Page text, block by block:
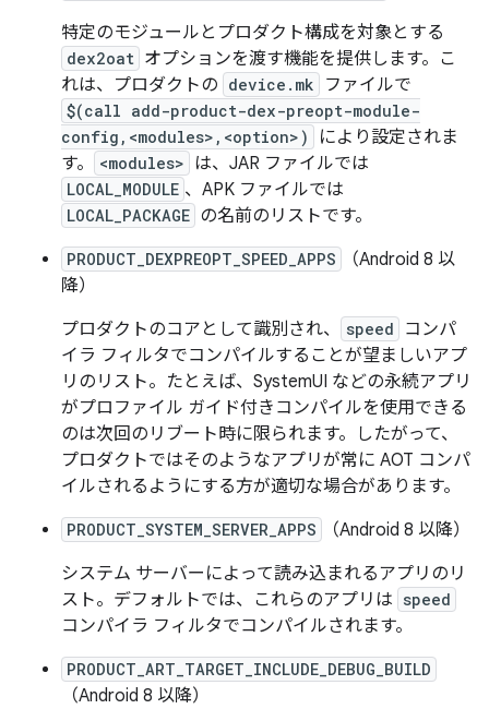
特定のモジュールとプロダクト構成を対象とする
dex2oat オプションを渡す機能を提供します。こ
れは、プロダクトの device.mk ファイルで
$(call add-product-dex-preopt-module-
config,<modules>,<option>)
により設定されま
す。
<modules> は、JAR ファイルでは
LOCAL_MODULE 、APK ファイルでは
LOCAL_PACKAGE の名前のリストです。
PRODUCT_DEXPREOPT_SPEED_APPS
（Android 8 以
降）
プロダクトのコアとして識別され、
speed
コンパ
イラ フィルタでコンパイルすることが望ましいアプ
リのリスト。たとえば、SystemUI などの永続アプリ
がプロファイル ガイド付きコンパイルを使用できる
のは次回のリブート時に限られます。したがって、
プロダクトではそのようなアプリが常に AOT コンパ
イルされるようにする方が適切な場合があります。
PRODUCT_SYSTEM_SERVER_APPS
（Android 8 以降）
システム サーバーによって読み込まれるアプリのリ
スト。デフォルトでは、これらのアプリは speed
コンパイラ フィルタでコンパイルされます。
PRODUCT_ART_TARGET_INCLUDE_DEBUG_BUILD
（Android 8 以降）